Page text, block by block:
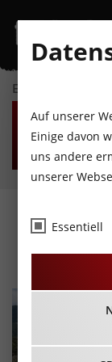
EVENTKALENDER
SA
8
AUGUST
NLT
Auf unserer
Einige davon
uns andere
unserer
Essentiell